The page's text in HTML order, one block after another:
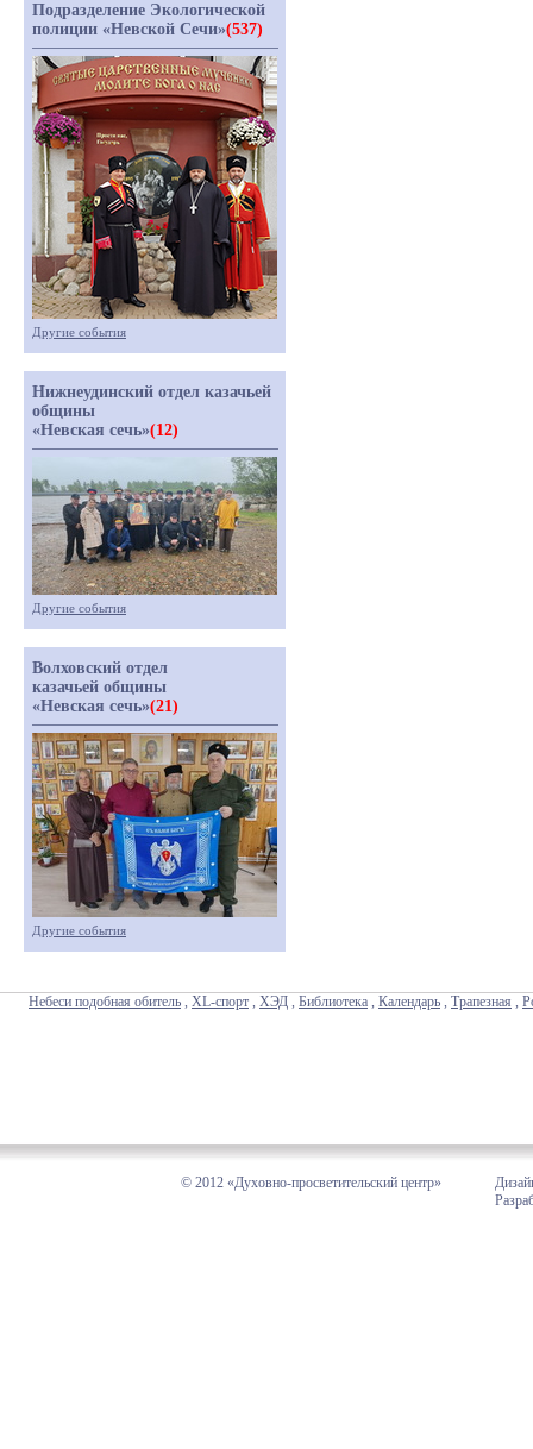
Подразделение Экологической
полиции «Невской Сечи»(537)
Другие события
Нижнеудинский отдел казачьей
общины
«Невская сечь»(12)
Другие события
Волховский отдел
казачьей общины
«Невская сечь»(21)
Другие события
Небеси подобная обитель , XL-спорт , ХЭД , Библиотека , Календарь , Трапезная ,
© 2012 «Духовно-просветительский центр»